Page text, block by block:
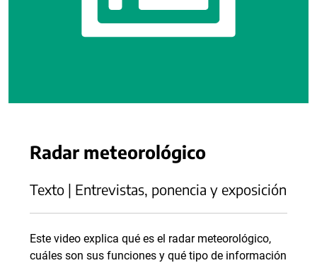
Radar meteorológico
Texto | Entrevistas, ponencia y exposición
Este video explica qué es el radar meteorológico,
cuáles son sus funciones y qué tipo de información